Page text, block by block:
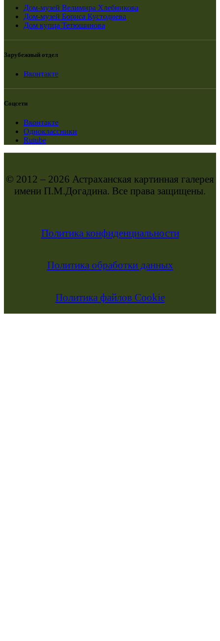
Дом-музей Велимира Хлебникова
Дом-музей Бориса Кустодиева
Дом купца Тетюшинова
Зарубежный отдел
Вконтакте
Соцсети
Вконтакте
Одноклассники
Rutube
© 2012 – 2026 Астраханская картинная галерея
имени П.М.Догадина. Все права защищены.
Политика конфиденциальности
Политика обработки данных
Политика файлов Cookie